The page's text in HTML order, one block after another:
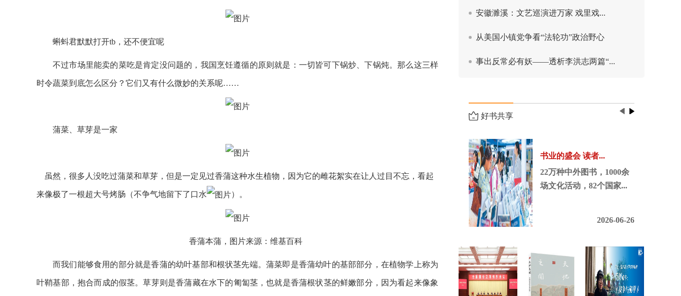
蝌蚪君默默打开tb，还不便宜呢
不过市场里能卖的菜吃是肯定没问题的，我国烹饪遵循的原则就是：一切皆可下锅炒、下锅炖。那么这三样
时令蔬菜到底怎么区分？它们又有什么微妙的关系呢……
蒲菜、草芽是一家
虽然，很多人没吃过蒲菜和草芽，但是一定见过香蒲这种水生植物，因为它的雌花絮实在让人过目不忘，看起
来像极了一根超大号烤肠（不争气地留下了口水 ）。
香蒲本蒲，图片来源：维基百科
而我们能够食用的部分就是香蒲的幼叶基部和根状茎先端。蒲菜即是香蒲幼叶的基部部分，在植物学上称为
叶鞘基部，抱合而成的假茎。草芽则是香蒲藏在水下的匍匐茎，也就是香蒲根状茎的鲜嫩部分，因为看起来像象